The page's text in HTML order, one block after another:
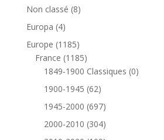
Non classé 88
Europa 44
produits
Europe 11851185
produits
France 11851185
produits
1849-1900 Classiques 00
1900-1945 6262
produits
1945-2000 697697
produits
2000-2010 304304
produits